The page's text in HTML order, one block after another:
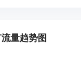
量趋势图